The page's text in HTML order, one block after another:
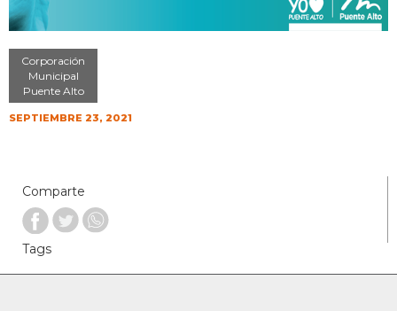
Corporación
Municipal
Puente Alto
SEPTIEMBRE 23, 2021
Comparte
Tags